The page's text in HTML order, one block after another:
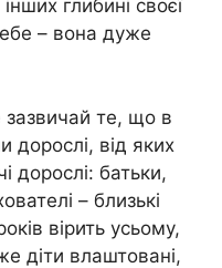
глибині своєї
– вона дуже
те, що в
дорослі, від яких
дорослі: батьки,
– близькі
вірить усьому,
діти влаштовані,